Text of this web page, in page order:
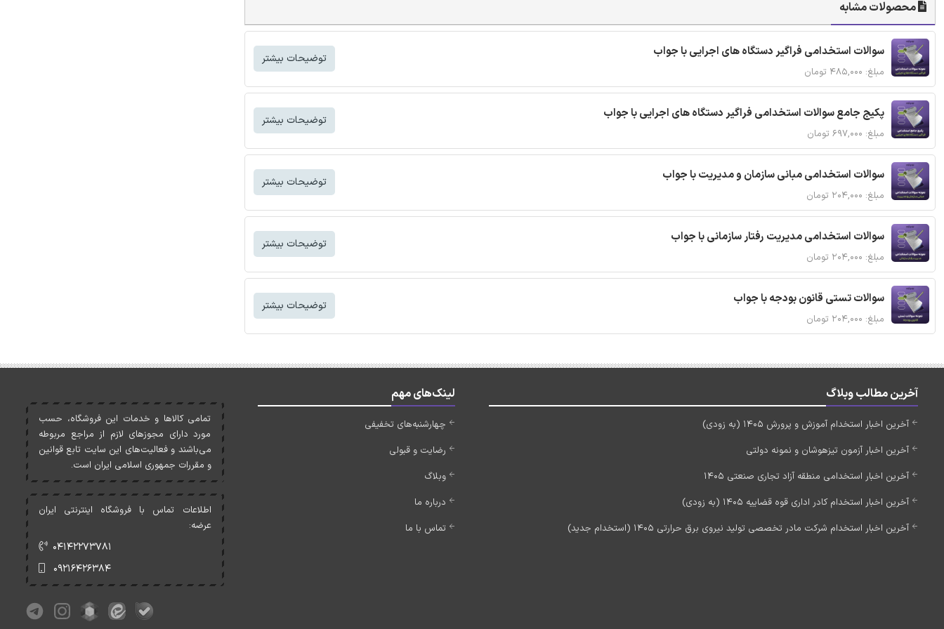
محصولات مشابه
سوالات استخدامی فراگیر دستگاه های اجرایی با جواب
مبلغ: ۴۸۵,۰۰۰ تومان
توضیحات بیشتر
پکیج جامع سوالات استخدامی فراگیر دستگاه های اجرایی با جواب
مبلغ: ۶۹۷,۰۰۰ تومان
توضیحات بیشتر
سوالات استخدامی مبانی سازمان و مدیریت با جواب
مبلغ: ۲۰۴,۰۰۰ تومان
توضیحات بیشتر
سوالات استخدامی مدیریت رفتار سازمانی با جواب
مبلغ: ۲۰۴,۰۰۰ تومان
توضیحات بیشتر
سوالات تستی قانون بودجه با جواب
مبلغ: ۲۰۴,۰۰۰ تومان
توضیحات بیشتر
آخرین مطالب وبلاگ
آخرین اخبار استخدام آموزش و پرورش 1405 (به زودی)
آخرین اخبار آزمون تیزهوشان و نمونه دولتی
آخرین اخبار استخدامی منطقه آزاد تجاری صنعتی 1405
آخرین اخبار استخدام کادر اداری قوه قضاییه 1405 (به زودی)
آخرین اخبار استخدام شرکت مادر تخصصی تولید نیروی برق حرارتی 1405 (استخدام جدید)
لینک‌های مهم
چهارشنبه‌های تخفیفی
رضایت و قبولی
وبلاگ
درباره ما
تماس با ما
تمامی کالاها و خدمات اين فروشگاه، حسب
مورد دارای مجوزهای لازم از مراجع مربوطه
می‌باشند و فعاليت‌های اين سايت تابع قوانين
و مقررات جمهوری اسلامی ايران است.
اطلاعات تماس با فروشگاه اینترنتی ایران
عرضه:
۰۴۱۴۲۲۷۳۷۸۱
۰۹۲۱۶۴۲۶۳۸۴